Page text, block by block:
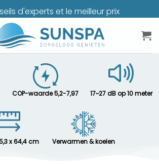
d'experts et le meilleur prix
COP-waarde 5,2-7,97 17~27 dB op 10 meter
x 64,4 cm Verwarmen & koelen